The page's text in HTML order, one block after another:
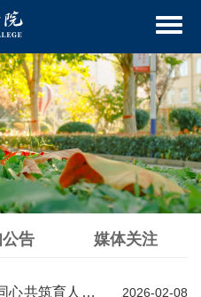
告 媒体关注
我校家访活动暖心开展 家校同心共筑育人之路 2026-02-08